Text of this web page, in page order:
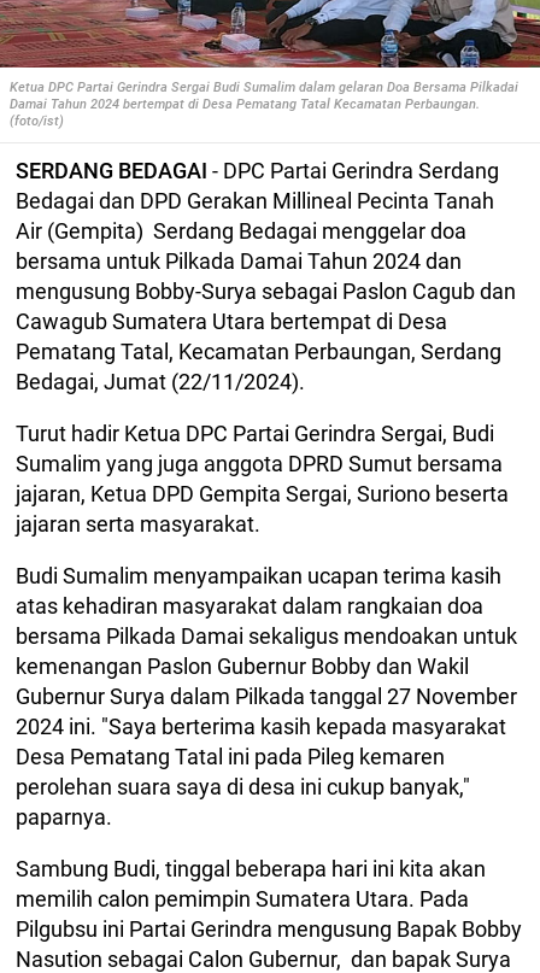
Ketua DPC Partai Gerindra Sergai Budi Sumalim dalam gelaran Doa Bersama Pilkadai
Damai Tahun 2024 bertempat di Desa Pematang Tatal Kecamatan Perbaungan.
(foto/ist)
SERDANG BEDAGAI - DPC Partai Gerindra Serdang
Bedagai dan DPD Gerakan Millineal Pecinta Tanah
Air (Gempita) Serdang Bedagai menggelar doa
bersama untuk Pilkada Damai Tahun 2024 dan
mengusung Bobby-Surya sebagai Paslon Cagub dan
Cawagub Sumatera Utara bertempat di Desa
Pematang Tatal, Kecamatan Perbaungan, Serdang
Bedagai, Jumat (22/11/2024).
Turut hadir Ketua DPC Partai Gerindra Sergai, Budi
Sumalim yang juga anggota DPRD Sumut bersama
jajaran, Ketua DPD Gempita Sergai, Suriono beserta
jajaran serta masyarakat.
Budi Sumalim menyampaikan ucapan terima kasih
atas kehadiran masyarakat dalam rangkaian doa
bersama Pilkada Damai sekaligus mendoakan untuk
kemenangan Paslon Gubernur Bobby dan Wakil
Gubernur Surya dalam Pilkada tanggal 27 November
2024 ini. "Saya berterima kasih kepada masyarakat
Desa Pematang Tatal ini pada Pileg kemaren
perolehan suara saya di desa ini cukup banyak,"
paparnya.
Sambung Budi, tinggal beberapa hari ini kita akan
memilih calon pemimpin Sumatera Utara. Pada
Pilgubsu ini Partai Gerindra mengusung Bapak Bobby
Nasution sebagai Calon Gubernur, dan bapak Surya